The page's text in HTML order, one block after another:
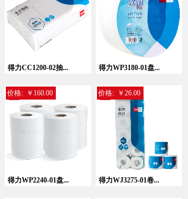
得力CC1200-02抽... 得力WP3180-01盘...
得力WP2240-01盘...
价格: ￥160.00
得力WJ3275-01卷...
价格: ￥26.00